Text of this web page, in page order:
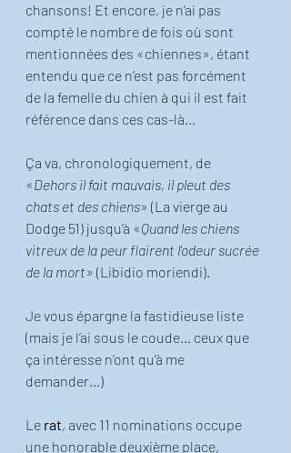
chansons! Et encore, je n’ai pas
compté le nombre de fois où sont
mentionnées des «chiennes», étant
entendu que ce n’est pas forcément
de la femelle du chien à qui il est fait
référence dans ces cas-là…
Ça va, chronologiquement, de
«Dehors il fait mauvais, il pleut des
chats et des chiens» (La vierge au
Dodge 51) jusqu’à «Quand les chiens
vitreux de la peur flairent l'odeur sucrée
de la mort» (Libidio moriendi).
Je vous épargne la fastidieuse liste
(mais je l’ai sous le coude… ceux que
ça intéresse n’ont qu’à me
demander…)
Le rat, avec 11 nominations occupe
une honorable deuxième place,